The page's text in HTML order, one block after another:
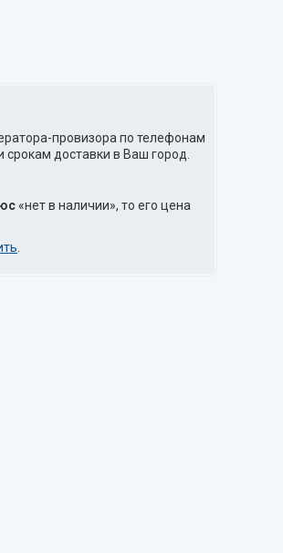
провизора по телефонам
доставки в Ваш город.
«нет в наличии», то его цена